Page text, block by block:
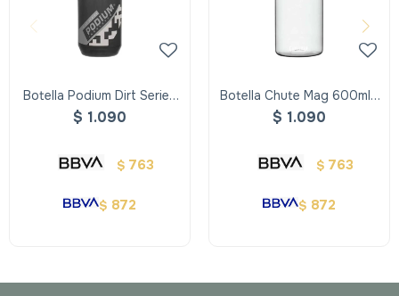
Botella Podium Dirt Series
Chill 600ml, Doble
$ 1.090
$ 763
$ 872
Botella Chute Mag 600ml -
Transparente
$ 1.090
$ 763
$ 872